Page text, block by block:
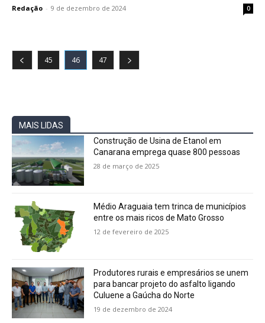
Redação - 9 de dezembro de 2024 0
45 46 47
MAIS LIDAS
Construção de Usina de Etanol em
Canarana emprega quase 800 pessoas
28 de março de 2025
Médio Araguaia tem trinca de municípios
entre os mais ricos de Mato Grosso
12 de fevereiro de 2025
Produtores rurais e empresários se unem
para bancar projeto do asfalto ligando
Culuene a Gaúcha do Norte
19 de dezembro de 2024